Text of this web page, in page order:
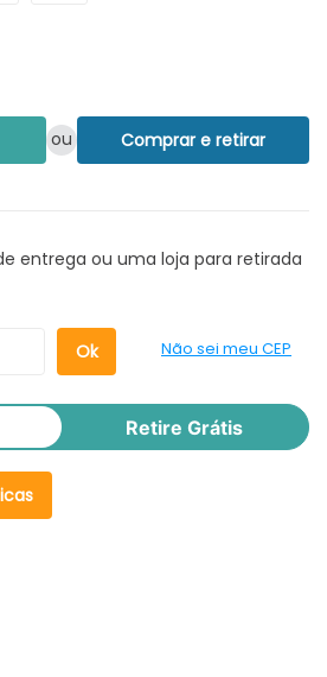
ou Comprar e retirar
entrega ou uma loja para retirada
Não sei meu CEP
Retire Grátis